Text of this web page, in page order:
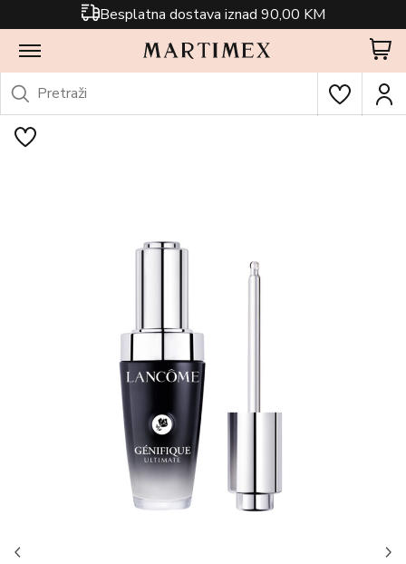
Besplatna dostava iznad 90,00 KM